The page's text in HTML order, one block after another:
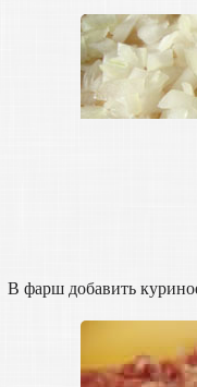
В фарш добавить